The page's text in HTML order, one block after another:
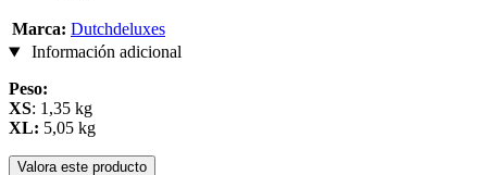
Marca: Dutchdeluxes
Información adicional
Peso:
XS: 1,35 kg
XL: 5,05 kg
Valora este producto